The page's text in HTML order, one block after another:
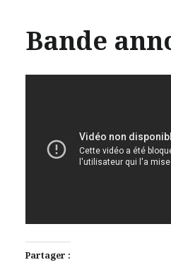
Bande
Partager :